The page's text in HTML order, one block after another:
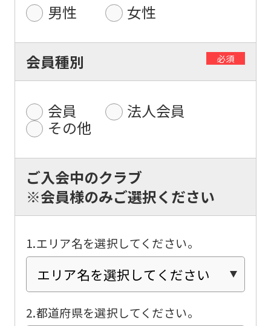
男性 女性
会員種別 必須
会員
法人会員
その他
ご入会中のクラブ
※会員様のみご選択ください
1.エリア名を選択してください。
2.都道府県を選択してください。
For
foreigners
Central
Sports
website
is
automatically
translated
into
English.
Click
the
link